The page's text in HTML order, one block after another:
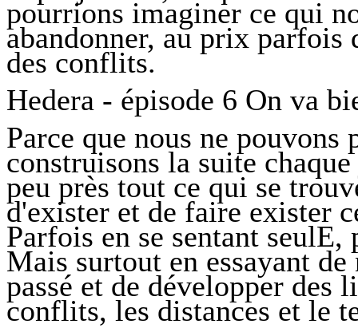
pourrions imaginer ce qui
abandonner, au prix
des conflits.
Hedera - épisode 6 On va
Parce que nous ne pouvons
construisons la suite
peu près tout ce qui se
d'exister et de faire exister
Parfois en se sentant
Mais surtout en essayant
passé et de développer des
conflits, les distances et le